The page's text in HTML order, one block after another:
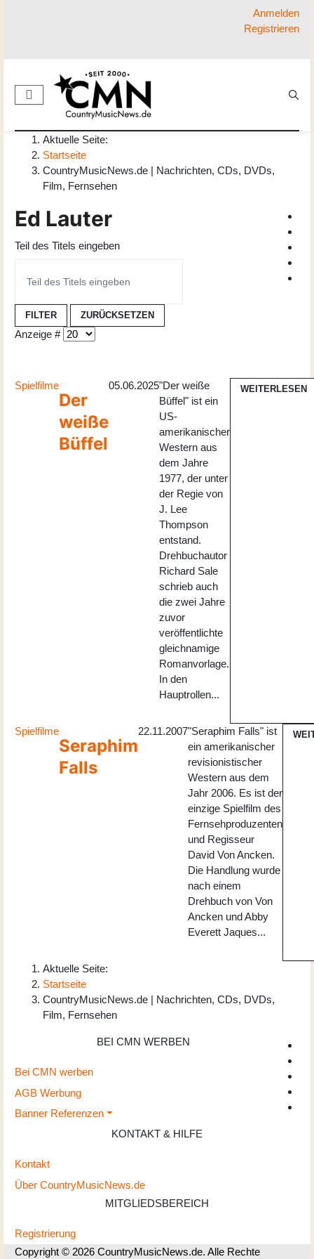
Anmelden
Registrieren
Aktuelle Seite:
Startseite
CountryMusicNews.de | Nachrichten, CDs, DVDs,
Film, Fernsehen
Ed Lauter
Teil des Titels eingeben
FILTER ZURÜCKSETZEN
Anzeige #
Spielfilme
Der
weiße
Büffel
05.06.2025"Der weiße
Büffel" ist ein
US-
amerikanischer
Western aus
dem Jahre
1977, der unter
der Regie von
J. Lee
Thompson
entstand.
Drehbuchautor
Richard Sale
schrieb auch
die zwei Jahre
zuvor
veröffentlichte
gleichnamige
Romanvorlage.
In den
Hauptrollen...
WEITERLESEN
Spielfilme
Seraphim
Falls
22.11.2007"Seraphim Falls" ist
ein amerikanischer
revisionistischer
Western aus dem
Jahr 2006. Es ist der
einzige Spielfilm des
Fernsehproduzenten
und Regisseur
David Von Ancken.
Die Handlung wurde
nach einem
Drehbuch von Von
Ancken und Abby
Everett Jaques...
Aktuelle Seite:
Startseite
CountryMusicNews.de | Nachrichten, CDs, DVDs,
Film, Fernsehen
BEI CMN WERBEN
Bei CMN werben
AGB Werbung
Banner Referenzen
KONTAKT & HILFE
Kontakt
Über CountryMusicNews.de
MITGLIEDSBEREICH
Registrierung
Copyright © 2026 CountryMusicNews.de. Alle Rechte